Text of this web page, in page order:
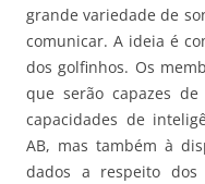
grande variedade de
comunicar. A ideia é
dos golfinhos. Os
que serão capazes
capacidades de
AB, mas também à
dados a respeito